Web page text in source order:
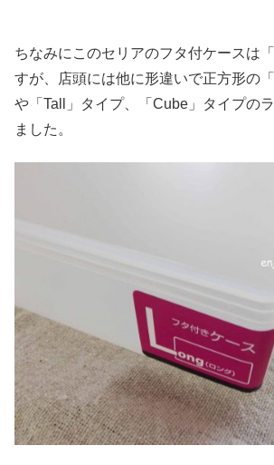
ちなみにこのセリアのフタ付ケースは
すが、店頭には他に形違いで正方形の
や「Tall」タイプ、「Cube」タイプの
ました。